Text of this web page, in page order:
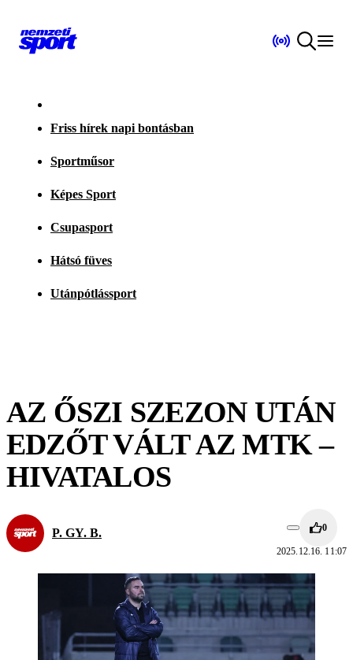
Friss hírek napi bontásban
Sportműsor
Képes Sport
Csupasport
Hátsó füves
Utánpótlássport
AZ ŐSZI SZEZON UTÁN
EDZŐT VÁLT AZ MTK –
HIVATALOS
P. GY. B. 0
2025.12.16. 11:07